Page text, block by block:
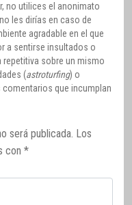
no utilices el anonimato
les dirías en caso de
agradable en el que
a sentirse insultados o
sobre un mismo
(astroturfing) o
que incumplan
será publicada. Los
con *